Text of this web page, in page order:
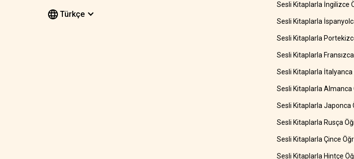
Türkçe
Sesli Kitaplarla İngilizce
Sesli Kitaplarla
Sesli Kitaplarla
Sesli Kitaplarla
Sesli Kitaplarla İtalyanca
Sesli Kitaplarla Almanca
Sesli Kitaplarla Japonca
Sesli Kitaplarla Rusça
Sesli Kitaplarla Çince
Sesli Kitaplarla Hintçe